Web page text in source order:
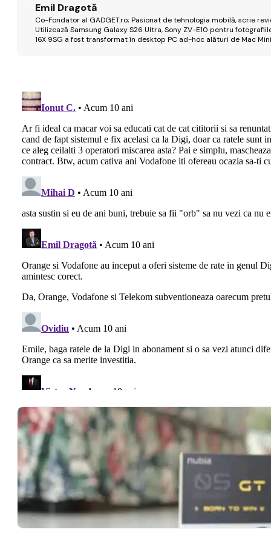
Emil Dragotă
Co-Fondator al GADGET.ro; Pasionat de tehnologia mobilă, scrie
Utilizează Samsung Galaxy S26 Ultra, Sony ZV-E10 pentru
16X 9SG a fost transformat în desktop PC ad-hoc alături de Mac